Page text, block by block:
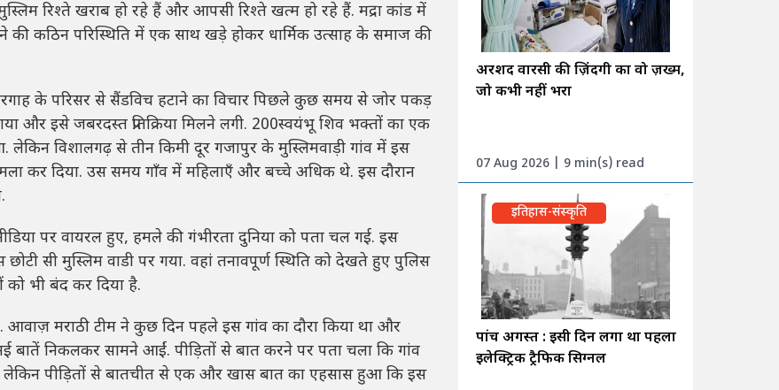
रिश्ते खराब हो रहे हैं और आपसी रिश्ते खत्म हो रहे हैं. मद्रा कांड में
की कठिन परिस्थिति में एक साथ खड़े होकर धार्मिक उत्साह के समाज की
के परिसर से सैंडविच हटाने का विचार पिछले कुछ समय से जोर पकड़
और इसे जबरदस्त प्रतिक्रिया मिलने लगी. 200स्वयंभू शिव भक्तों का एक
विशालगढ़ से तीन किमी दूर गजापुर के मुस्लिमवाड़ी गांव में इस
कर दिया. उस समय गाँव में महिलाएँ और बच्चे अधिक थे. इस दौरान
पर वायरल हुए, हमले की गंभीरता दुनिया को पता चल गई. इस
छोटी सी मुस्लिम वाडी पर गया. वहां तनावपूर्ण स्थिति को देखते हुए पुलिस
को भी बंद कर दिया है.
आवाज़ मराठी टीम ने कुछ दिन पहले इस गांव का दौरा किया था और
बातें निकलकर सामने आईं. पीड़ितों से बात करने पर पता चला कि गांव
लेकिन पीड़ितों से बातचीत से एक और खास बात का एहसास हुआ कि इस
अरशद वारसी की ज़िंदगी का वो ज़ख्म,
जो कभी नहीं भरा
07 Aug 2026 | 9 min(s) read
इतिहास-संस्कृति
पांच अगस्त : इसी दिन लगा था पहला
इलेक्ट्रिक ट्रैफिक सिग्नल